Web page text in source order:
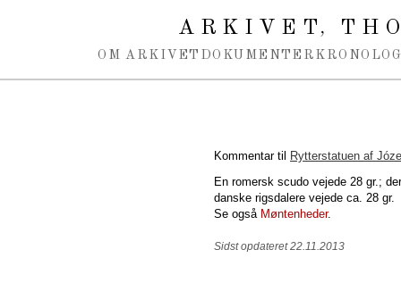
ARKIVET,
OM ARKIVET DOKUMENTER
Kommentar til
Rytterstatuen af
En romersk scudo vejede 28 gr.;
danske rigsdalere vejede ca. 28 gr.
Se også Møntenheder.
Sidst opdateret 22.11.2013